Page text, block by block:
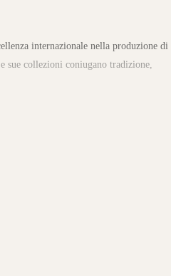
internazionale nella produzione di
collezioni coniugano tradizione,